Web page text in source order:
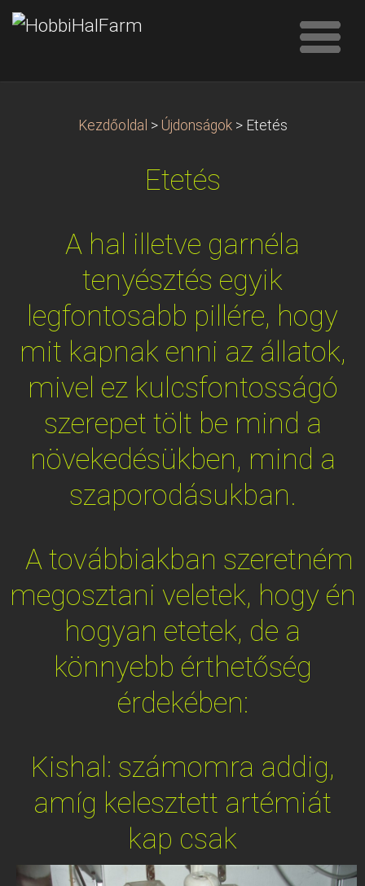
Kezdőoldal > Újdonságok > Etetés
Etetés
A hal illetve garnéla
tenyésztés egyik
legfontosabb pillére, hogy
mit kapnak enni az állatok,
mivel ez kulcsfontosságó
szerepet tölt be mind a
növekedésükben, mind a
szaporodásukban.
A továbbiakban szeretném
megosztani veletek, hogy én
hogyan etetek, de a
könnyebb érthetőség
érdekében:
Kishal: számomra addig,
amíg kelesztett artémiát
kap csak